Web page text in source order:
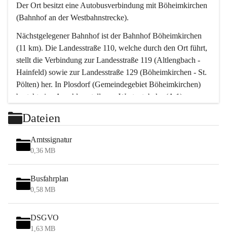
Der Ort besitzt eine Autobusverbindung mit Böheimkirchen
(Bahnhof an der Westbahnstrecke).
Nächstgelegener Bahnhof ist der Bahnhof Böheimkirchen
(11 km). Die Landesstraße 110, welche durch den Ort führt,
stellt die Verbindung zur Landesstraße 119 (Altlengbach -
Hainfeld) sowie zur Landesstraße 129 (Böheimkirchen - St.
Pölten) her. In Plosdorf (Gemeindegebiet Böheimkirchen)
besteht eine Anschlussstelle zur Westautobahn (A 1).
Wien erreicht man in ca. 45 Minuten.
Stössing zählt noch zum Naherholungsraum Wien sowie
zum Naherholungsraum St. Pölten. Viele Bauernhöfe hatten
„ihre Wiener“. Seit 1960 bauten viele Wiener
Wochenendhäuser im Gemeindegebiet. Wegen des
waldreichen Jagdgebietes haben viele Jagdpächter ihre
Das Wandern ist aus touristischer Sicht die bedeutendste
Tätigkeit. Das hügelige Gebiet mit Wanderwegen durch
Dateien
Amtssignatur
0,36 MB
Busfahrplan
0,58 MB
DSGVO
1,63 MB